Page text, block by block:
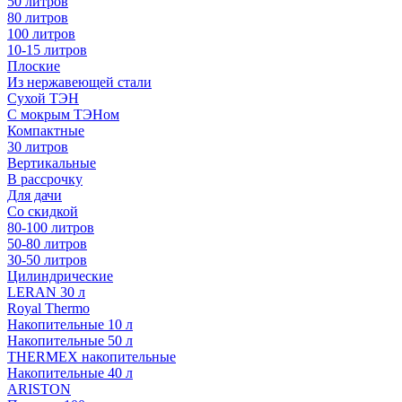
80 литров
100 литров
10-15 литров
Плоские
Из нержавеющей стали
Сухой ТЭН
С мокрым ТЭНом
Компактные
30 литров
Вертикальные
В рассрочку
Для дачи
Со скидкой
80-100 литров
50-80 литров
30-50 литров
Цилиндрические
LERAN 30 л
Royal Thermo
Накопительные 10 л
Накопительные 50 л
THERMEX накопительные
Накопительные 40 л
ARISTON